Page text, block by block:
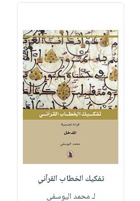
تفكيك الخطاب القرآني
لـ محمد اليوسفي